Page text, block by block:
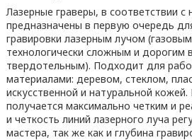
Лазерные граверы, в соответствии с
предназначены в первую очередь
гравировки лазерным лучом
технологически сложным и дорогим
твердотельным). Подходит для
материалами: деревом, стеклом,
искусственной и натуральной
получается максимально четким и
и четкость линий лазерного луча
мастера, так же как и глубина